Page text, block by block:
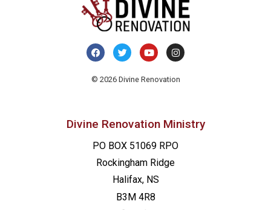
© 2026 Divine Renovation
Divine Renovation Ministry
PO BOX 51069 RPO
Rockingham Ridge
Halifax, NS
B3M 4R8